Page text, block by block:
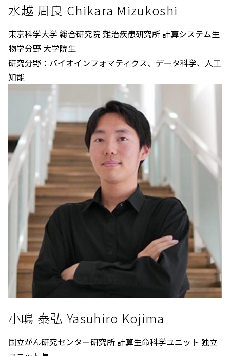
水越 周良 Chikara Mizukoshi
東京科学大学 総合研究院 難治疾患研究所 計算システム生
物学分野 大学院生
研究分野：バイオインフォマティクス、データ科学、人工
知能
小嶋 泰弘 Yasuhiro Kojima
国立がん研究センター研究所 計算生命科学ユニット 独立